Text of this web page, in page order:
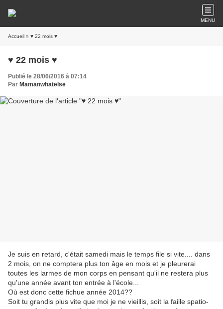
MENU
Accueil » ♥ 22 mois ♥
♥ 22 mois ♥
Publié le 28/06/2016 à 07:14
Par Mamanwhatelse
Je suis en retard, c'était samedi mais le temps file si vite.... dans
2 mois, on ne comptera plus ton âge en mois et je pleurerai
toutes les larmes de mon corps en pensant qu'il ne restera plus
qu'une année avant ton entrée à l'école...
Où est donc cette fichue année 2014??
Soit tu grandis plus vite que moi je ne vieillis, soit la faille spatio-